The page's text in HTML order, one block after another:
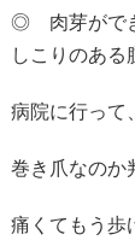
◎ 肉芽がで
しこりのある
病院に行って
巻き爪なのか
痛くてもう歩